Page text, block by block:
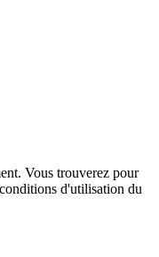
Vous trouverez pour
d'utilisation du